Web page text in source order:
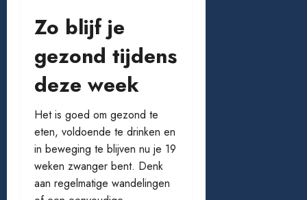
Zo blijf je
gezond tijdens
deze week
Het is goed om gezond te
eten, voldoende te drinken en
in beweging te blijven nu je 19
weken zwanger bent. Denk
aan regelmatige wandelingen